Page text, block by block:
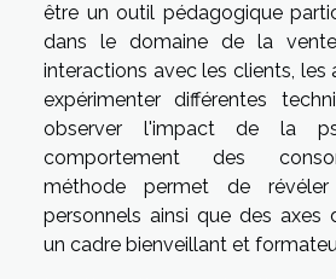
être un outil pédagogique
dans le domaine de la
interactions avec les clients, les
expérimenter différentes
observer l'impact de la
comportement des
méthode permet de
personnels ainsi que des axes
un cadre bienveillant et